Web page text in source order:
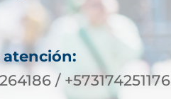
atención:
/ +573174251176